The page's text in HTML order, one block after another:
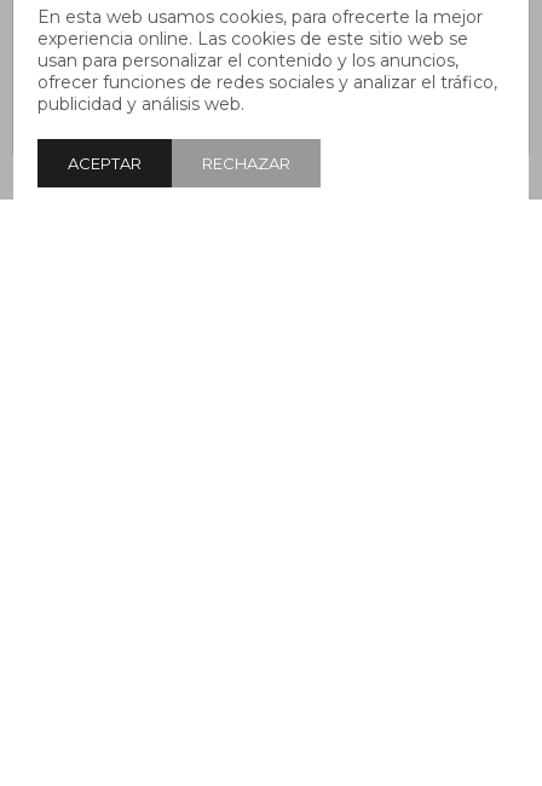
En esta web usamos cookies, para ofrecerte la mejor
experiencia online. Las cookies de este sitio web se
usan para personalizar el contenido y los anuncios,
ofrecer funciones de redes sociales y analizar el tráfico,
publicidad y análisis web.
ACEPTAR RECHAZAR
Remera Pulau
Remera Pulau